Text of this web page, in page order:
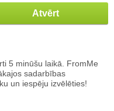
Atvērt
5 minūšu laikā. FromMe
sadarbības
un iespēju izvēlēties!